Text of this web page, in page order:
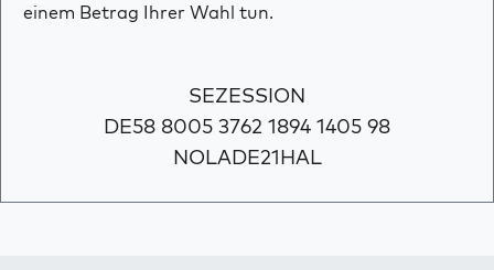
einem Betrag Ihrer Wahl tun.
SEZESSION
DE58 8005 3762 1894 1405 98
NOLADE21HAL